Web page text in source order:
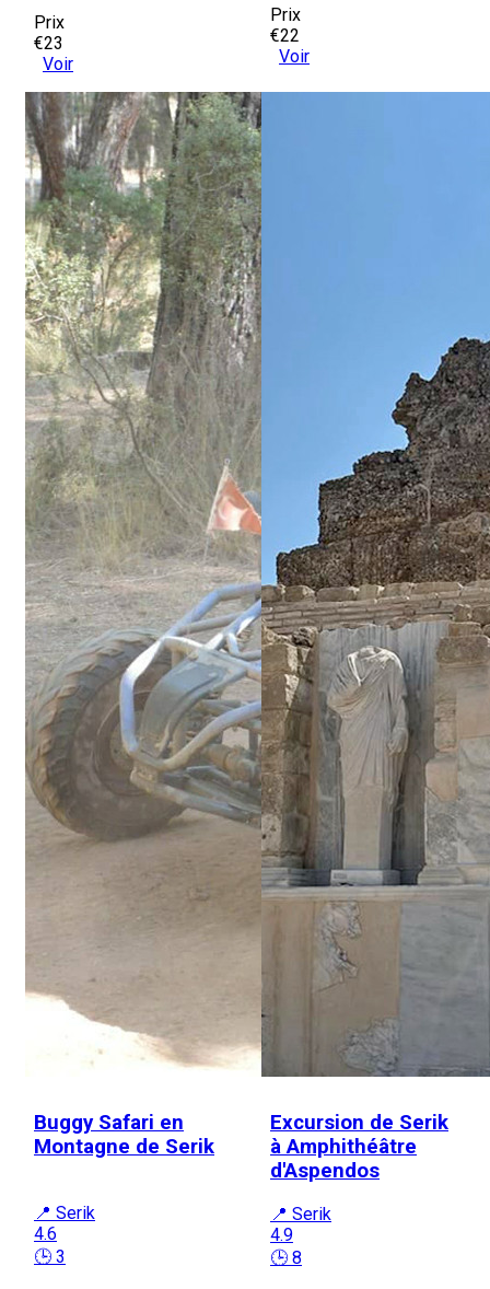
Prix
€23
Voir
Prix
€22
Voir
Buggy Safari en
Montagne de Serik
📍 Serik
4.6
🕒 3
Excursion de Serik
à Amphithéâtre
d'Aspendos
📍 Serik
4.9
🕒 8